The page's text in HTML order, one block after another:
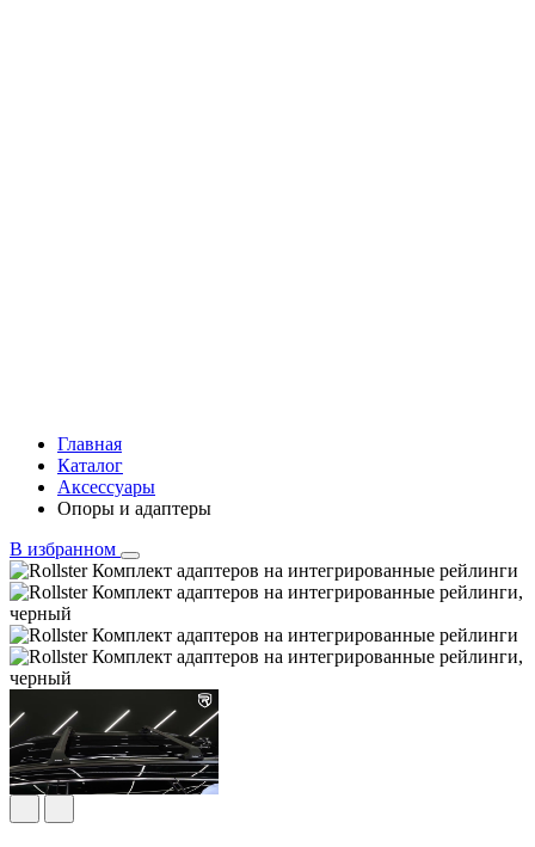
Главная
Каталог
Аксессуары
Опоры и адаптеры
В избранном